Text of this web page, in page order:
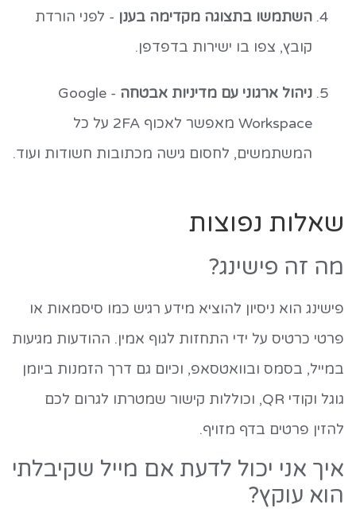
השתמשו בתצוגה מקדימה בענן - לפני הורדת
קובץ, צפו בו ישירות בדפדפן.
ניהול ארגוני עם מדיניות אבטחה
- Google
Workspace מאפשר לאכוף 2FA על כל
המשתמשים, לחסום גישה מכתובות חשודות ועוד.
שאלות נפוצות
מה זה פישינג?
פישינג הוא ניסיון להוציא מידע רגיש כמו סיסמאות או
פרטי כרטיס על ידי התחזות לגוף אמין. ההודעות מגיעות
במייל, בסמס ובוואטסאפ, וכיום גם דרך הזמנות ביומן
גוגל וקודי QR, וכוללות קישור שמטרתו לגרום לכם
להזין פרטים בדף מזויף.
איך אני יכול לדעת אם מייל שקיבלתי
הוא עוקץ?